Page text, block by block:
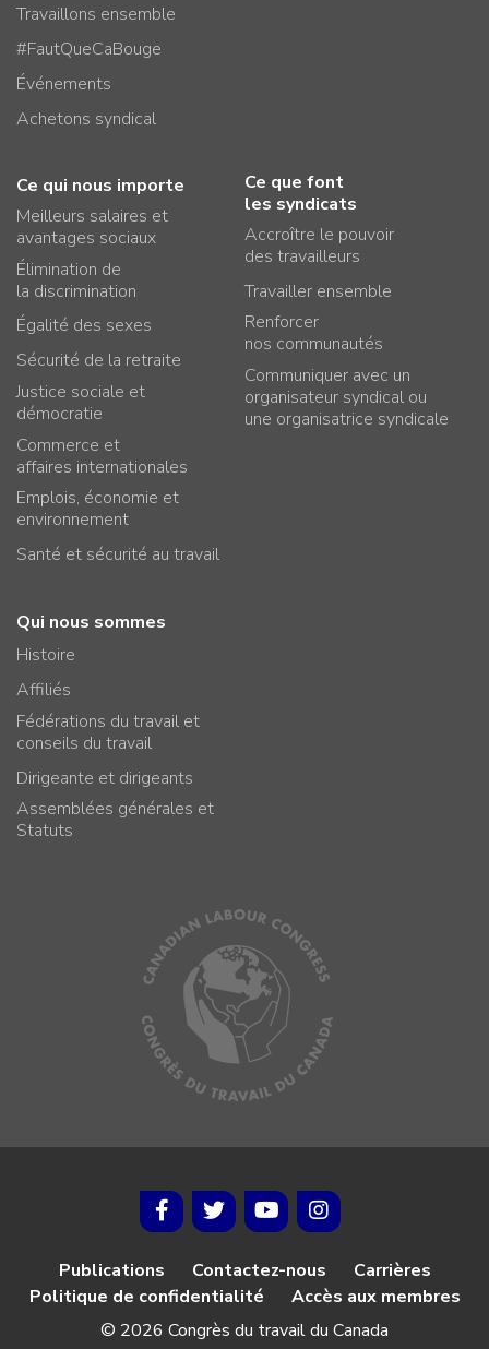
Travaillons ensemble
#FautQueCaBouge
Événements
Achetons syndical
Ce qui nous importe
Meilleurs salaires et
avantages sociaux
Élimination de
la discrimination
Égalité des sexes
Sécurité de la retraite
Justice sociale et
démocratie
Commerce et
affaires internationales
Emplois, économie et
environnement
Santé et sécurité au travail
Ce que font
les syndicats
Accroître le pouvoir
des travailleurs
Travailler ensemble
Renforcer
nos communautés
Communiquer avec un
organisateur syndical ou
une organisatrice syndicale
Qui nous sommes
Histoire
Affiliés
Fédérations du travail et
conseils du travail
Dirigeante et dirigeants
Assemblées générales et
Statuts
Publications Contactez-nous
Carrières
Politique de confidentialité
Accès aux membres
© 2026 Congrès du travail du Canada